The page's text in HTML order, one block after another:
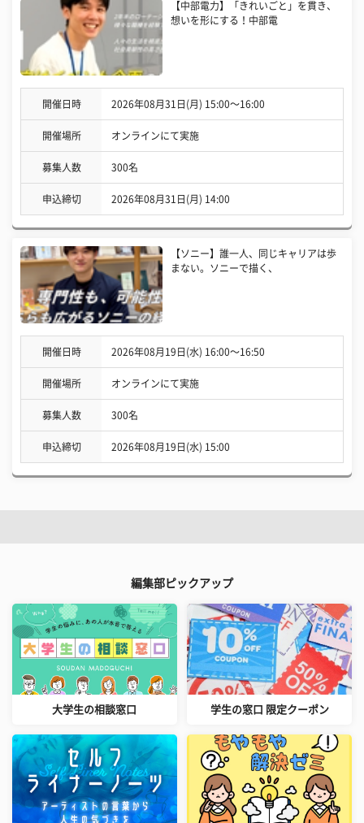
【中部電力】「きれいごと」を貫き、
想いを形にする！中部電
開催日時 2026年08月31日(月) 15:00〜16:00
開催場所 オンラインにて実施
募集人数 300名
申込締切 2026年08月31日(月) 14:00
【ソニー】誰一人、同じキャリアは歩
まない。ソニーで描く、
開催日時 2026年08月19日(水) 16:00〜16:50
開催場所 オンラインにて実施
募集人数 300名
申込締切 2026年08月19日(水) 15:00
編集部ピックアップ
大学生の相談窓口 学生の窓口 限定クーポン